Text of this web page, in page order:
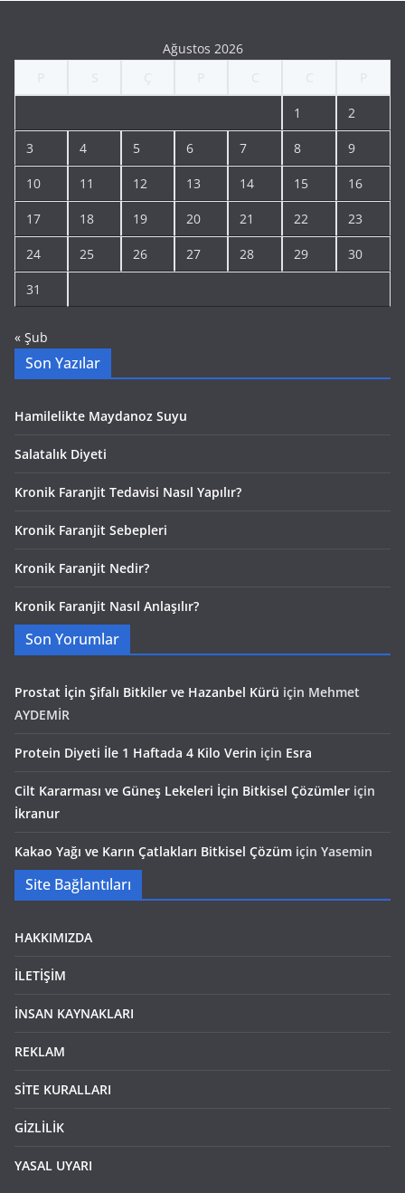
Ağustos 2026
1 2
3 4 5 6 7 8 9
10 11 12 13 14 15 16
17 18 19 20 21 22 23
24 25 26 27 28 29 30
31
« Şub
Son Yazılar
Hamilelikte Maydanoz Suyu
Salatalık Diyeti
Kronik Faranjit Tedavisi Nasıl Yapılır?
Kronik Faranjit Sebepleri
Kronik Faranjit Nedir?
Kronik Faranjit Nasıl Anlaşılır?
Son Yorumlar
Prostat İçin Şifalı Bitkiler ve Hazanbel Kürü için Mehmet
AYDEMİR
Protein Diyeti İle 1 Haftada 4 Kilo Verin için Esra
Cilt Kararması ve Güneş Lekeleri İçin Bitkisel Çözümler için
İkranur
Kakao Yağı ve Karın Çatlakları Bitkisel Çözüm için Yasemin
Site Bağlantıları
HAKKIMIZDA
İLETİŞİM
İNSAN KAYNAKLARI
REKLAM
SİTE KURALLARI
GİZLİLİK
YASAL UYARI